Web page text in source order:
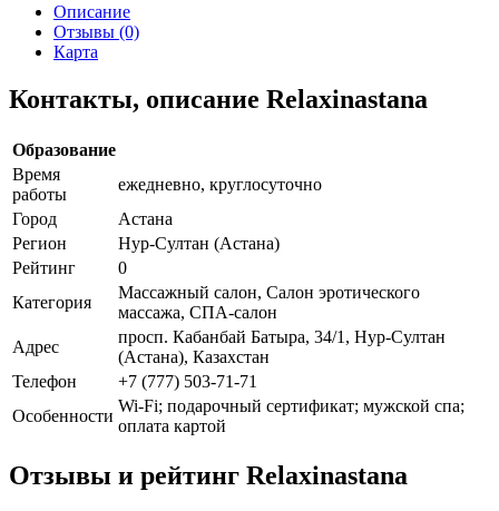
Описание
Отзывы (0)
Карта
Контакты, описание Relaxinastana
Образование
Время
работы
ежедневно, круглосуточно
Город
Астана
Регион
Нур-Султан (Астана)
Рейтинг
0
Категория
Массажный салон, Салон эротического
массажа, СПА-салон
Адрес
просп. Кабанбай Батыра, 34/1, Нур-Султан
(Астана), Казахстан
Телефон
+7 (777) 503-71-71
Особенности
Wi-Fi; подарочный сертификат; мужской спа;
оплата картой
Отзывы и рейтинг Relaxinastana